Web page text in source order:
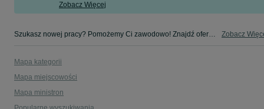
Zobacz Więcej
Szukasz nowej pracy? Pomożemy Ci zawodowo! Znajdź ofertę dla siebie w kategorii Praca na OLX - Będzin i okolice! Zobacz
Mapa kategorii
Mapa miejscowości
Mapa ministron